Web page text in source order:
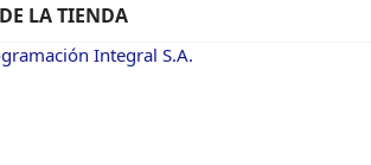
LA TIENDA
Integral S.A.